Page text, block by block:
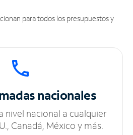
para todos los presupuestos y
nacionales
nivel nacional a cualquier
Canadá, México y más.